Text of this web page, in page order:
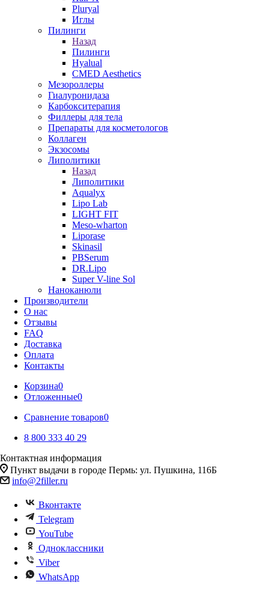
Pluryal
Иглы
Пилинги
Назад
Пилинги
Hyalual
CMED Aesthetics
Мезороллеры
Гиалуронидаза
Карбокситерапия
Филлеры для тела
Препараты для косметологов
Коллаген
Экзосомы
Липолитики
Назад
Липолитики
Aqualyx
Lipo Lab
LIGHT FIT
Meso-wharton
Liporase
Skinasil
PBSerum
DR.Lipo
Super V-line Sol
Наноканюли
Производители
О нас
Отзывы
FAQ
Доставка
Оплата
Контакты
Корзина0
Отложенные0
Сравнение товаров0
8 800 333 40 29
Контактная информация
Пункт выдачи в городе Пермь: ул. Пушкина, 116Б
info@2filler.ru
Вконтакте
Telegram
YouTube
Одноклассники
Viber
WhatsApp